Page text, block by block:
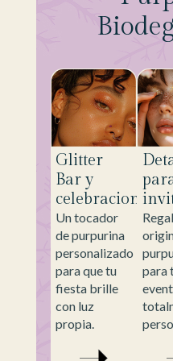
Glitter
Bar y
celebraciones
Un tocador
de purpurina
personalizado
para que tu
fiesta brille
con luz
propia.
para